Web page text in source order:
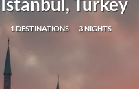
1 DESTINATIONS 3 NIGHTS